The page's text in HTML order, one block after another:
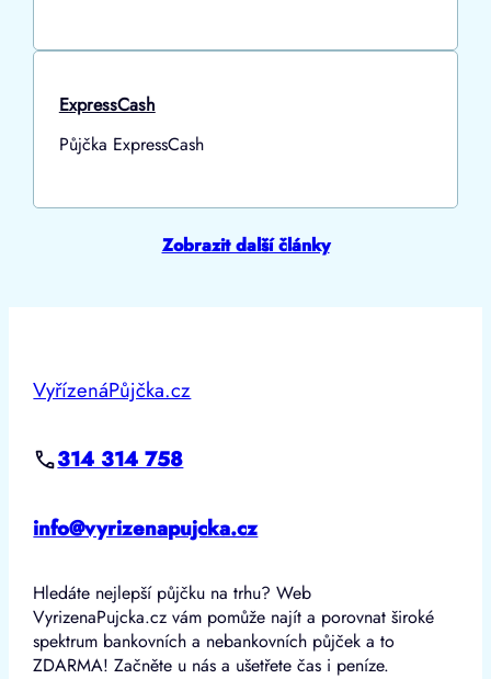
ExpressCash
Půjčka ExpressCash
Zobrazit další články
VyřízenáPůjčka.cz
314 314 758
info@vyrizenapujcka.cz
Hledáte nejlepší půjčku na trhu? Web
VyrizenaPujcka.cz vám pomůže najít a porovnat široké
spektrum bankovních a nebankovních půjček a to
ZDARMA! Začněte u nás a ušetřete čas i peníze.